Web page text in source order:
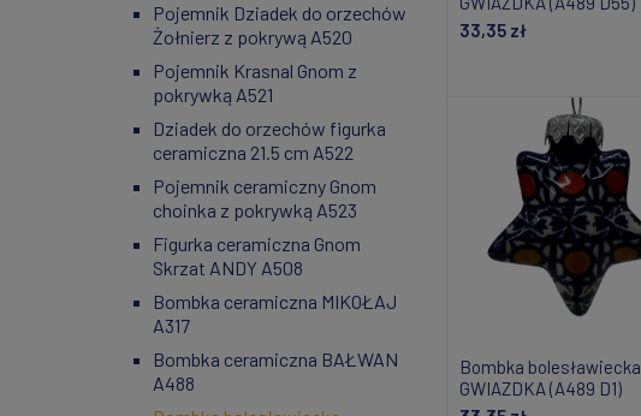
Pojemnik Dziadek do orzechów
Żołnierz z pokrywą A520
Pojemnik Krasnal Gnom z
pokrywką A521
Dziadek do orzechów figurka
ceramiczna 21.5 cm A522
Pojemnik ceramiczny Gnom
choinka z pokrywką A523
Figurka ceramiczna Gnom
Skrzat ANDY A508
Bombka ceramiczna MIKOŁAJ
A317
Bombka ceramiczna BAŁWAN
A488
33,35 zł
Bombka bolesławiecka
GWIAZDKA (A489 D1)